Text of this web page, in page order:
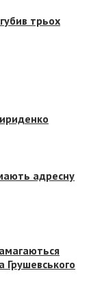
трьох
адресну
Грушевського